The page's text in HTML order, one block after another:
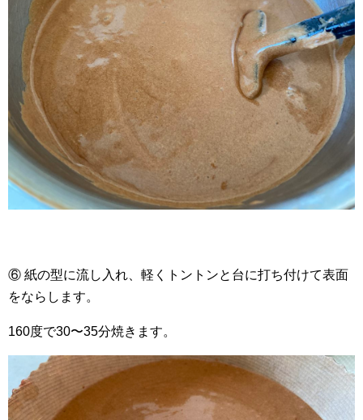
⑥ 紙の型に流し入れ、軽くトントンと台に打ち付けて表面
をならします。
160度で30〜35分焼きます。